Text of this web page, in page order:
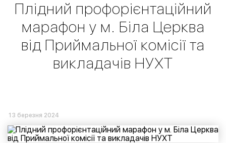
Плідний профорієнтаційний
марафон у м. Біла Церква
від Приймальної комісії та
викладачів НУХТ
13 березня 2024